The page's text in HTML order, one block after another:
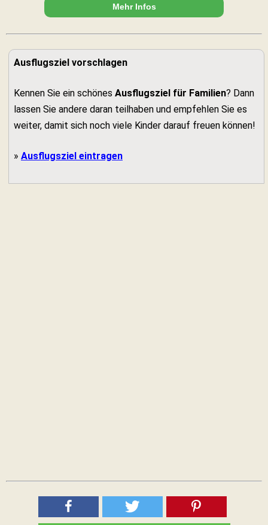
Mehr Infos
Ausflugsziel vorschlagen
Kennen Sie ein schönes Ausflugsziel für Familien? Dann
lassen Sie andere daran teilhaben und empfehlen Sie es
weiter, damit sich noch viele Kinder darauf freuen können!
» Ausflugsziel eintragen